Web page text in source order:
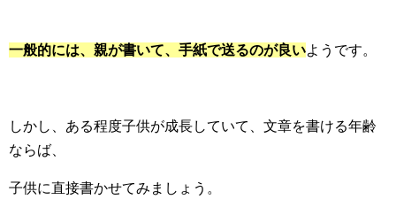
一般的には、親が書いて、手紙で送るのが良いようです。
しかし、ある程度子供が成長していて、文章を書ける年齢
ならば、
子供に直接書かせてみましょう。